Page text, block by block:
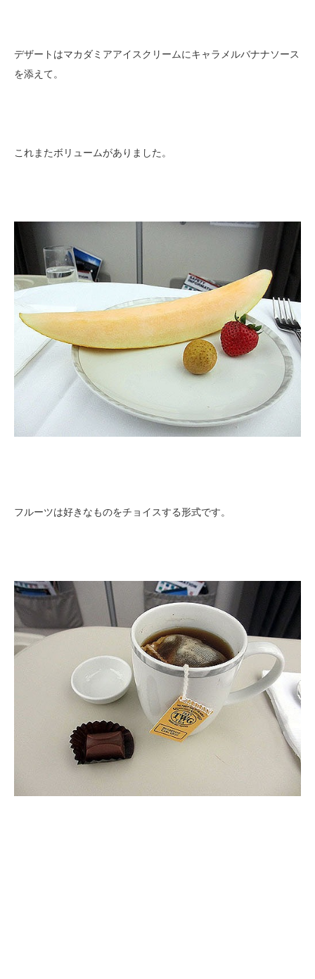
デザートはマカダミアアイスクリームにキャラメルバナナソース
を添えて。
これまたボリュームがありました。
フルーツは好きなものをチョイスする形式です。